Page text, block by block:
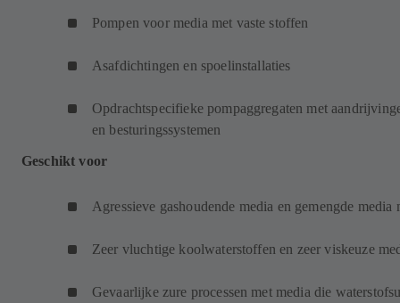
Pompen voor media met vaste stoffen
Asafdichtingen en spoelinstallaties
Opdrachtspecifieke pompaggregaten met
en besturingssystemen
Geschikt voor
Agressieve gashoudende media en gemengde media
Zeer vluchtige koolwaterstoffen en zeer viskeuze
Gevaarlijke zure processen met media die